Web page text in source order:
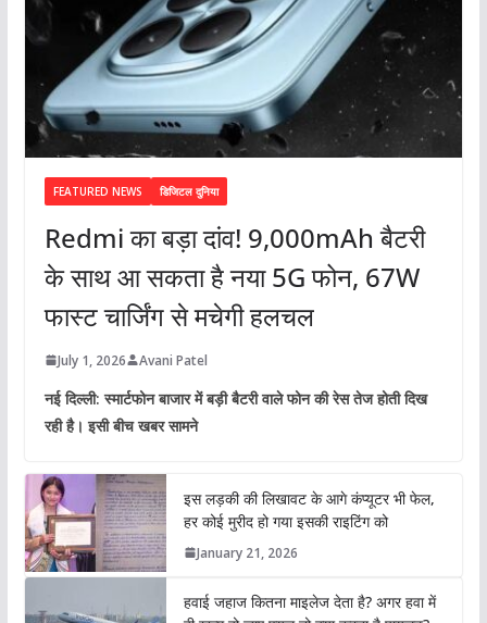
FEATURED NEWS डिजिटल दुनिया
Redmi का बड़ा दांव! 9,000mAh बैटरी
के साथ आ सकता है नया 5G फोन, 67W
फास्ट चार्जिंग से मचेगी हलचल
July 1, 2026 Avani Patel
नई दिल्ली: स्मार्टफोन बाजार में बड़ी बैटरी वाले फोन की रेस तेज होती दिख
रही है। इसी बीच खबर सामने
इस लड़की की लिखावट के आगे कंप्यूटर भी फेल,
हर कोई मुरीद हो गया इसकी राइटिंग को
January 21, 2026
हवाई जहाज कितना माइलेज देता है? अगर हवा में